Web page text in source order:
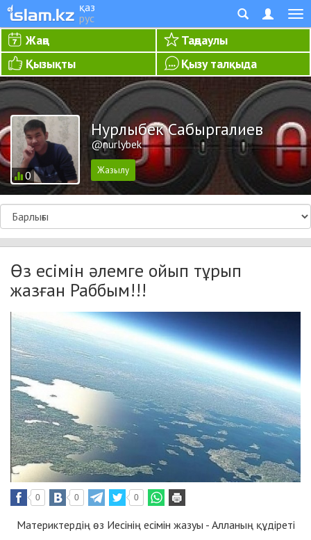
қаз
рус
Жаңа
Таңдаулы
Қызықты
Қызу талқыда
0
Нурлыбек Сабыргалиев
@nurlybek
Өз есімін әлемге ойып тұрып
жазған Раббым!!!
0 0 0
Материктердің өз Иесінің есімін жазуы - Алланың құдіреті